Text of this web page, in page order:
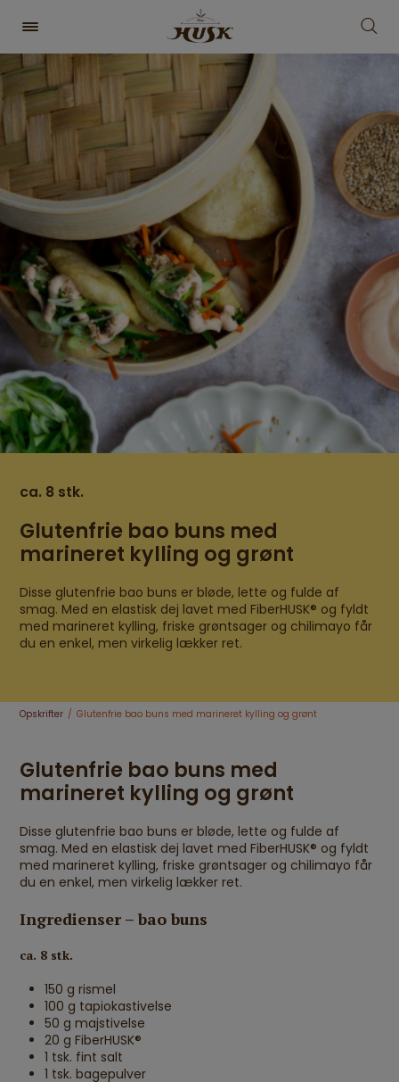
ca. 8 stk.
Glutenfrie bao buns med
marineret kylling og grønt
Disse glutenfrie bao buns er bløde, lette og fulde af
smag. Med en elastisk dej lavet med FiberHUSK® og fyldt
med marineret kylling, friske grøntsager og chilimayo får
du en enkel, men virkelig lækker ret.
Opskrifter Glutenfrie bao buns med marineret kylling og grønt
Glutenfrie bao buns med
marineret kylling og grønt
Disse glutenfrie bao buns er bløde, lette og fulde af
smag. Med en elastisk dej lavet med FiberHUSK® og fyldt
med marineret kylling, friske grøntsager og chilimayo får
du en enkel, men virkelig lækker ret.
Ingredienser – bao buns
ca. 8 stk.
150 g rismel
100 g tapiokastivelse
50 g majstivelse
20 g FiberHUSK®
1 tsk. fint salt
1 tsk. bagepulver